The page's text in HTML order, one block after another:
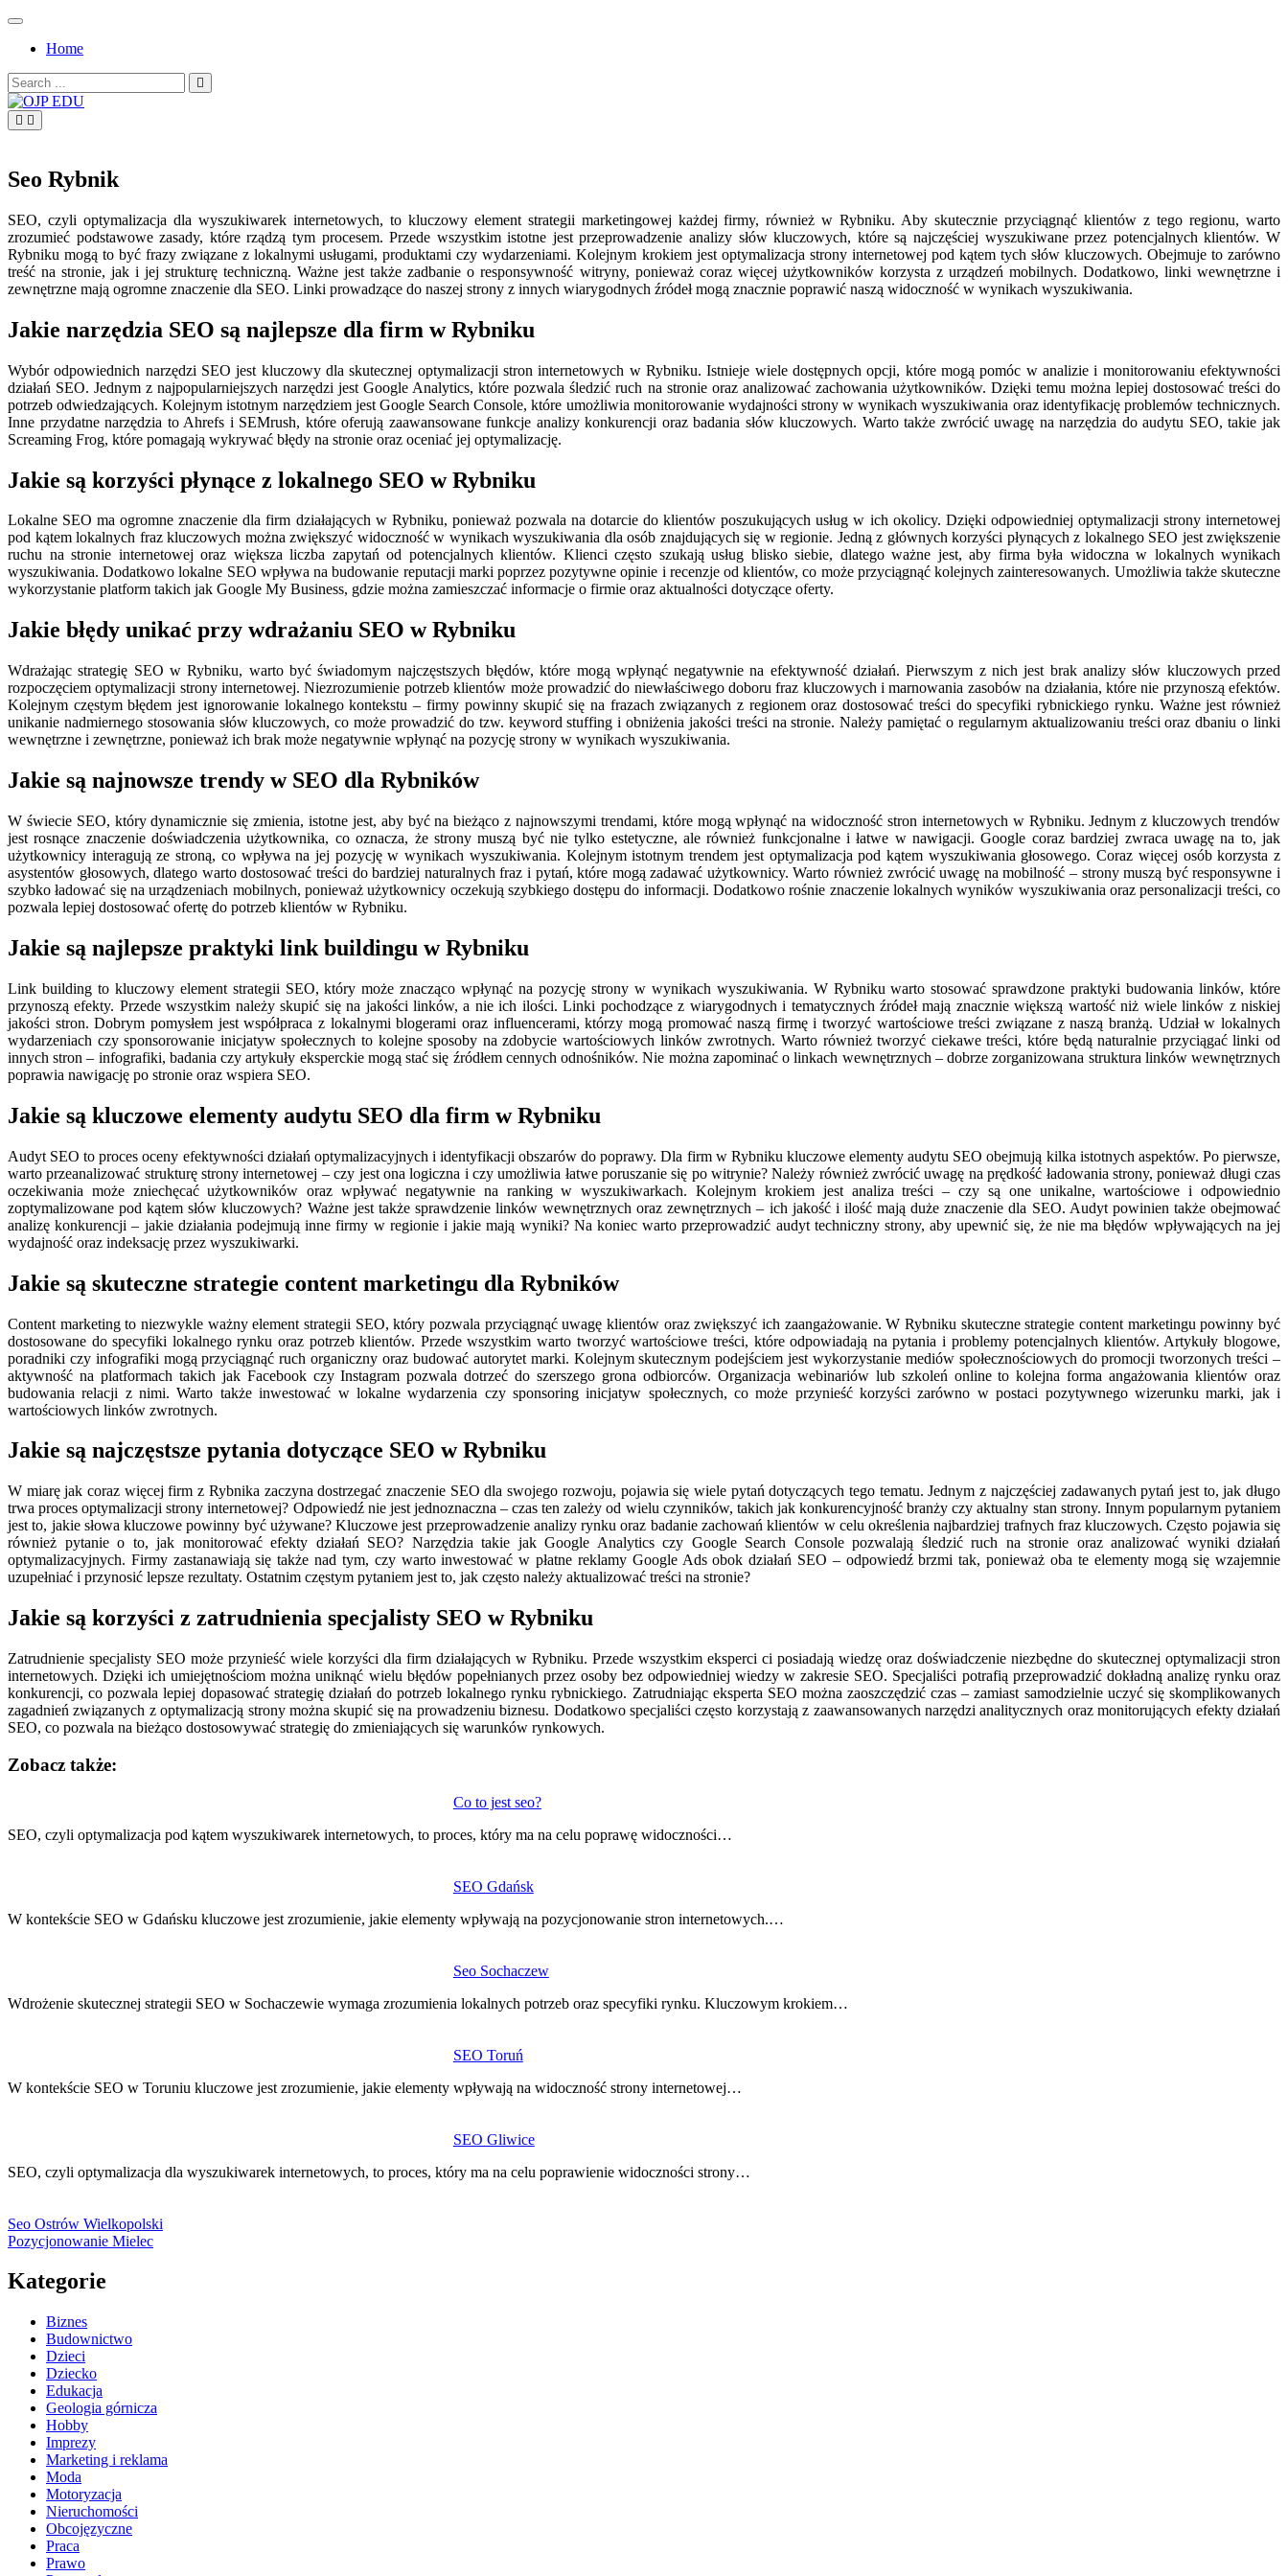
Skip
contentHome
Search
for:
Seo Rybnik
SEO, czyli optymalizacja dla wyszukiwarek internetowych, to kluczowy element strategii marketingowej każdej firmy, również w Rybniku. Aby skutecznie przyciągnąć klientów z tego regionu, warto
zrozumieć podstawowe zasady, które rządzą tym procesem. Przede wszystkim istotne jest przeprowadzenie analizy słów kluczowych, które są najczęściej wyszukiwane przez potencjalnych klientów. W
Rybniku mogą to być frazy związane z lokalnymi usługami, produktami czy wydarzeniami. Kolejnym krokiem jest optymalizacja strony internetowej pod kątem tych słów kluczowych. Obejmuje to zarówno
treść na stronie, jak i jej strukturę techniczną. Ważne jest także zadbanie o responsywność witryny, ponieważ coraz więcej użytkowników korzysta z urządzeń mobilnych. Dodatkowo, linki wewnętrzne i
zewnętrzne mają ogromne znaczenie dla SEO. Linki prowadzące do naszej strony z innych wiarygodnych źródeł mogą znacznie poprawić naszą widoczność w wynikach wyszukiwania.
Jakie narzędzia SEO są najlepsze dla firm w Rybniku
Wybór odpowiednich narzędzi SEO jest kluczowy dla skutecznej optymalizacji stron internetowych w Rybniku. Istnieje wiele dostępnych opcji, które mogą pomóc w analizie i monitorowaniu efektywności
działań SEO. Jednym z najpopularniejszych narzędzi jest Google Analytics, które pozwala śledzić ruch na stronie oraz analizować zachowania użytkowników. Dzięki temu można lepiej dostosować treści do
potrzeb odwiedzających. Kolejnym istotnym narzędziem jest Google Search Console, które umożliwia monitorowanie wydajności strony w wynikach wyszukiwania oraz identyfikację problemów technicznych.
Inne przydatne narzędzia to Ahrefs i SEMrush, które oferują zaawansowane funkcje analizy konkurencji oraz badania słów kluczowych. Warto także zwrócić uwagę na narzędzia do audytu SEO, takie jak
Screaming Frog, które pomagają wykrywać błędy na stronie oraz oceniać jej optymalizację.
Jakie są korzyści płynące z lokalnego SEO w Rybniku
Lokalne SEO ma ogromne znaczenie dla firm działających w Rybniku, ponieważ pozwala na dotarcie do klientów poszukujących usług w ich okolicy. Dzięki odpowiedniej optymalizacji strony internetowej
pod kątem lokalnych fraz kluczowych można zwiększyć widoczność w wynikach wyszukiwania dla osób znajdujących się w regionie. Jedną z głównych korzyści płynących z lokalnego SEO jest zwiększenie
ruchu na stronie internetowej oraz większa liczba zapytań od potencjalnych klientów. Klienci często szukają usług blisko siebie, dlatego ważne jest, aby firma była widoczna w lokalnych wynikach
wyszukiwania. Dodatkowo lokalne SEO wpływa na budowanie reputacji marki poprzez pozytywne opinie i recenzje od klientów, co może przyciągnąć kolejnych zainteresowanych. Umożliwia także skuteczne
wykorzystanie platform takich jak Google My Business, gdzie można zamieszczać informacje o firmie oraz aktualności dotyczące oferty.
Jakie błędy unikać przy wdrażaniu SEO w Rybniku
Wdrażając strategię SEO w Rybniku, warto być świadomym najczęstszych błędów, które mogą wpłynąć negatywnie na efektywność działań. Pierwszym z nich jest brak analizy słów kluczowych przed
rozpoczęciem optymalizacji strony internetowej. Niezrozumienie potrzeb klientów może prowadzić do niewłaściwego doboru fraz kluczowych i marnowania zasobów na działania, które nie przynoszą efektów.
Kolejnym częstym błędem jest ignorowanie lokalnego kontekstu – firmy powinny skupić się na frazach związanych z regionem oraz dostosować treści do specyfiki rybnickiego rynku. Ważne jest również
unikanie nadmiernego stosowania słów kluczowych, co może prowadzić do tzw. keyword stuffing i obniżenia jakości treści na stronie. Należy pamiętać o regularnym aktualizowaniu treści oraz dbaniu o linki
wewnętrzne i zewnętrzne, ponieważ ich brak może negatywnie wpłynąć na pozycję strony w wynikach wyszukiwania.
Jakie są najnowsze trendy w SEO dla Rybników
W świecie SEO, który dynamicznie się zmienia, istotne jest, aby być na bieżąco z najnowszymi trendami, które mogą wpłynąć na widoczność stron internetowych w Rybniku. Jednym z kluczowych trendów
jest rosnące znaczenie doświadczenia użytkownika, co oznacza, że strony muszą być nie tylko estetyczne, ale również funkcjonalne i łatwe w nawigacji. Google coraz bardziej zwraca uwagę na to, jak
użytkownicy interagują ze stroną, co wpływa na jej pozycję w wynikach wyszukiwania. Kolejnym istotnym trendem jest optymalizacja pod kątem wyszukiwania głosowego. Coraz więcej osób korzysta z
asystentów głosowych, dlatego warto dostosować treści do bardziej naturalnych fraz i pytań, które mogą zadawać użytkownicy. Warto również zwrócić uwagę na mobilność – strony muszą być responsywne i
szybko ładować się na urządzeniach mobilnych, ponieważ użytkownicy oczekują szybkiego dostępu do informacji. Dodatkowo rośnie znaczenie lokalnych wyników wyszukiwania oraz personalizacji treści, co
pozwala lepiej dostosować ofertę do potrzeb klientów w Rybniku.
Jakie są najlepsze praktyki link buildingu w Rybniku
Link building to kluczowy element strategii SEO, który może znacząco wpłynąć na pozycję strony w wynikach wyszukiwania. W Rybniku warto stosować sprawdzone praktyki budowania linków, które
przynoszą efekty. Przede wszystkim należy skupić się na jakości linków, a nie ich ilości. Linki pochodzące z wiarygodnych i tematycznych źródeł mają znacznie większą wartość niż wiele linków z niskiej
jakości stron. Dobrym pomysłem jest współpraca z lokalnymi blogerami oraz influencerami, którzy mogą promować naszą firmę i tworzyć wartościowe treści związane z naszą branżą. Udział w lokalnych
wydarzeniach czy sponsorowanie inicjatyw społecznych to kolejne sposoby na zdobycie wartościowych linków zwrotnych. Warto również tworzyć ciekawe treści, które będą naturalnie przyciągać linki od
innych stron – infografiki, badania czy artykuły eksperckie mogą stać się źródłem cennych odnośników. Nie można zapominać o linkach wewnętrznych – dobrze zorganizowana struktura linków wewnętrznych
poprawia nawigację po stronie oraz wspiera SEO.
Jakie są kluczowe elementy audytu SEO dla firm w Rybniku
Audyt SEO to proces oceny efektywności działań optymalizacyjnych i identyfikacji obszarów do poprawy. Dla firm w Rybniku kluczowe elementy audytu SEO obejmują kilka istotnych aspektów. Po pierwsze,
warto przeanalizować strukturę strony internetowej – czy jest ona logiczna i czy umożliwia łatwe poruszanie się po witrynie? Należy również zwrócić uwagę na prędkość ładowania strony, ponieważ długi czas
oczekiwania może zniechęcać użytkowników oraz wpływać negatywnie na ranking w wyszukiwarkach. Kolejnym krokiem jest analiza treści – czy są one unikalne, wartościowe i odpowiednio
zoptymalizowane pod kątem słów kluczowych? Ważne jest także sprawdzenie linków wewnętrznych oraz zewnętrznych – ich jakość i ilość mają duże znaczenie dla SEO. Audyt powinien także obejmować
analizę konkurencji – jakie działania podejmują inne firmy w regionie i jakie mają wyniki? Na koniec warto przeprowadzić audyt techniczny strony, aby upewnić się, że nie ma błędów wpływających na jej
wydajność oraz indeksację przez wyszukiwarki.
Jakie są skuteczne strategie content marketingu dla Rybników
Content marketing to niezwykle ważny element strategii SEO, który pozwala przyciągnąć uwagę klientów oraz zwiększyć ich zaangażowanie. W Rybniku skuteczne strategie content marketingu powinny być
dostosowane do specyfiki lokalnego rynku oraz potrzeb klientów. Przede wszystkim warto tworzyć wartościowe treści, które odpowiadają na pytania i problemy potencjalnych klientów. Artykuły blogowe,
poradniki czy infografiki mogą przyciągnąć ruch organiczny oraz budować autorytet marki. Kolejnym skutecznym podejściem jest wykorzystanie mediów społecznościowych do promocji tworzonych treści –
aktywność na platformach takich jak Facebook czy Instagram pozwala dotrzeć do szerszego grona odbiorców. Organizacja webinariów lub szkoleń online to kolejna forma angażowania klientów oraz
budowania relacji z nimi. Warto także inwestować w lokalne wydarzenia czy sponsoring inicjatyw społecznych, co może przynieść korzyści zarówno w postaci pozytywnego wizerunku marki, jak i
wartościowych linków zwrotnych.
Jakie są najczęstsze pytania dotyczące SEO w Rybniku
W miarę jak coraz więcej firm z Rybnika zaczyna dostrzegać znaczenie SEO dla swojego rozwoju, pojawia się wiele pytań dotyczących tego tematu. Jednym z najczęściej zadawanych pytań jest to, jak długo
trwa proces optymalizacji strony internetowej? Odpowiedź nie jest jednoznaczna – czas ten zależy od wielu czynników, takich jak konkurencyjność branży czy aktualny stan strony. Innym popularnym pytaniem
jest to, jakie słowa kluczowe powinny być używane? Kluczowe jest przeprowadzenie analizy rynku oraz badanie zachowań klientów w celu określenia najbardziej trafnych fraz kluczowych. Często pojawia się
również pytanie o to, jak monitorować efekty działań SEO? Narzędzia takie jak Google Analytics czy Google Search Console pozwalają śledzić ruch na stronie oraz analizować wyniki działań
optymalizacyjnych. Firmy zastanawiają się także nad tym, czy warto inwestować w płatne reklamy Google Ads obok działań SEO – odpowiedź brzmi tak, ponieważ oba te elementy mogą się wzajemnie
uzupełniać i przynosić lepsze rezultaty. Ostatnim częstym pytaniem jest to, jak często należy aktualizować treści na stronie?
Jakie są korzyści z zatrudnienia specjalisty SEO w Rybniku
Zatrudnienie specjalisty SEO może przynieść wiele korzyści dla firm działających w Rybniku. Przede wszystkim eksperci ci posiadają wiedzę oraz doświadczenie niezbędne do skutecznej optymalizacji stron
internetowych. Dzięki ich umiejętnościom można uniknąć wielu błędów popełnianych przez osoby bez odpowiedniej wiedzy w zakresie SEO. Specjaliści potrafią przeprowadzić dokładną analizę rynku oraz
konkurencji, co pozwala lepiej dopasować strategię działań do potrzeb lokalnego rynku rybnickiego. Zatrudniając eksperta SEO można zaoszczędzić czas – zamiast samodzielnie uczyć się skomplikowanych
zagadnień związanych z optymalizacją strony można skupić się na prowadzeniu biznesu. Dodatkowo specjaliści często korzystają z zaawansowanych narzędzi analitycznych oraz monitorujących efekty działań
SEO, co pozwala na bieżąco dostosowywać strategię do zmieniających się warunków rynkowych.
Zobacz także:
Co to jest seo?
SEO, czyli optymalizacja pod kątem wyszukiwarek internetowych, to proces, który ma na celu poprawę widoczności…
SEO Gdańsk
W kontekście SEO w Gdańsku kluczowe jest zrozumienie, jakie elementy wpływają na pozycjonowanie stron internetowych.…
Seo Sochaczew
Wdrożenie skutecznej strategii SEO w Sochaczewie wymaga zrozumienia lokalnych potrzeb oraz specyfiki rynku. Kluczowym krokiem…
SEO Toruń
W kontekście SEO w Toruniu kluczowe jest zrozumienie, jakie elementy wpływają na widoczność strony internetowej…
SEO Gliwice
SEO, czyli optymalizacja dla wyszukiwarek internetowych, to proces, który ma na celu poprawienie widoczności strony…
wpisu
Seo Ostrów Wielkopolski
Pozycjonowanie Mielec
Kategorie
Biznes
Budownictwo
Dzieci
Dziecko
Edukacja
Geologia górnicza
Hobby
Imprezy
Marketing i reklama
Moda
Motoryzacja
Nieruchomości
Obcojęzyczne
Praca
Prawo